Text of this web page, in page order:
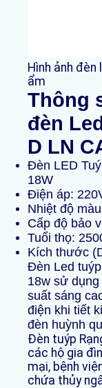
Hình ảnh
ẩm
Thông
đèn
D LN
Đèn LED
18W
Điện áp:
Nhiệt độ
Cấp độ bảo
Tuổi thọ:
Kích thước
Đèn Led
18w sử
suất sáng
điện khi tiết
đèn huỳnh
Đèn tuýp
các hộ gia
mại, bệnh
chứa thủy